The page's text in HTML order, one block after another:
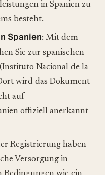
in Spanien zu
besteht.
Spanien: Mit dem
Sie zur spanischen
Nacional de la
wird das Dokument
auf
offiziell anerkannt
Registrierung haben
Versorgung in